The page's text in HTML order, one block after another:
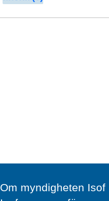
Om myndigheten Isof